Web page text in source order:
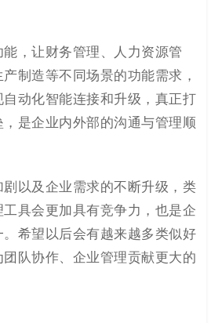
，让财务管理、人力资源管
制造等不同场景的功能需求，
动化智能连接和升级，真正打
是企业内外部的沟通与管理顺
剧以及企业需求的不断升级，类
具会更加具有竞争力，也是企
希望以后会有越来越多类似好
队协作、企业管理贡献更大的